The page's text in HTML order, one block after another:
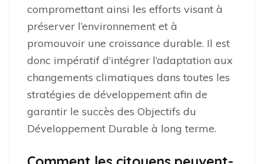
compromettant ainsi les efforts visant à
préserver l’environnement et à
promouvoir une croissance durable. Il est
donc impératif d’intégrer l’adaptation aux
changements climatiques dans toutes les
stratégies de développement afin de
garantir le succès des Objectifs du
Développement Durable à long terme.